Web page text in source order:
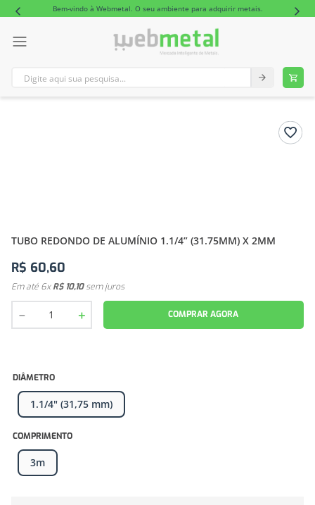
Bem-vindo à Webmetal. O seu ambiente para adquirir metais.
Digite aqui sua pesquisa...
TUBO REDONDO DE ALUMÍNIO 1.1/4” (31.75MM) X 2MM
R$ 60,60
Em até 6xR$ 10,10sem juros
＋
－ COMPRAR AGORA
COMPRIMENTO
3m
DIÂMETRO
1.1/4" (31,75 mm)